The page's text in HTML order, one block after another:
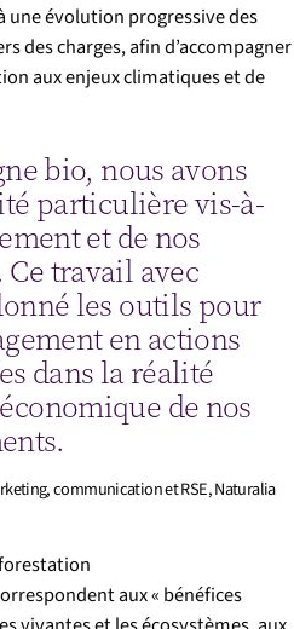
une évolution progressive des
des charges, afin d’accompagner
aux enjeux climatiques et de
bio, nous avons
particulière vis-à-
et de nos
travail avec
les outils pour
en actions
dans la réalité
de nos
communication et RSE, Naturalia
aux « bénéfices